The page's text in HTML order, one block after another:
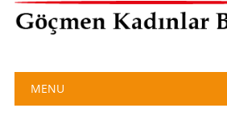
Main menu
MENU